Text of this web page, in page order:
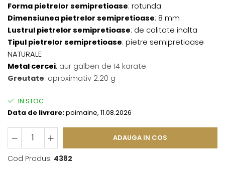
Forma pietrelor semipretioase: rotunda
Dimensiunea pietrelor semipretioase: 8 mm
Lustrul pietrelor semipretioase: de calitate inalta
Tipul pietrelor semipretioase: pietre semipretioase
NATURALE
Metal cercei: aur galben de 14 karate
Greutate: aproximativ 2.20 g
IN STOC
Data de livrare:poimaine, 11.08.2026
ADAUGA IN COS
Cod Produs: 4382